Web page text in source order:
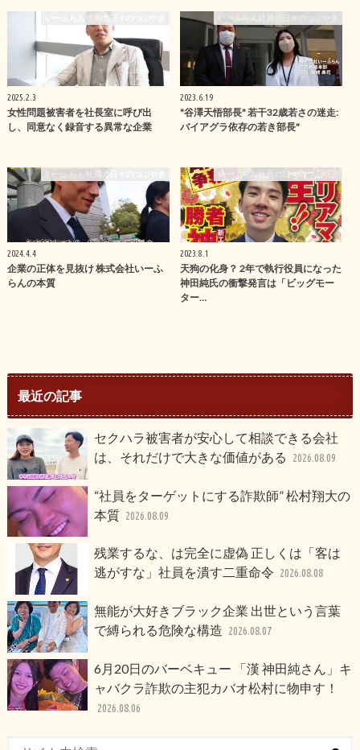
いーふらん社員の日々のつぶやき
2025.2.3
女性問題被害者を社長室に呼び出
し、同意なく録音する異常な企業
いーふらん社員の日々のつぶやき
2023.6.19
"谷澤天悟部長" 若干32歳若さの迷走:
バイアグラ依存の若き部長"
いーふらん社員の日々のつぶやき
2024.4.4
企業の正体を見抜け 株式会社いーふ
らんの本質
いーふらん社員の日々のつぶやき
2023.8.1
天狗の化身？ 2年で執行役員になった
神田純氏の衝撃発言は「ビッグモー
ター…
最近の記事
セクハラ被害者が安心して相談できる会社
は、それだけで大きな価値がある
2026.08.09
“社員をターゲットにする詐欺師” 松村翔大の
本質 2026.08.09
残業するな、は完全に虚偽 正しくは「客は
逃がすな」社員を潰す二重命令 2026.08.08
無能が大好きブラック企業 出世という言葉
で縛られる危険な構造 2026.08.07
6月20日のバーベキュー 「漢 神田純さん」キ
ャバクラ詐欺の主犯カバオ松村に物申す！
2026.08.06